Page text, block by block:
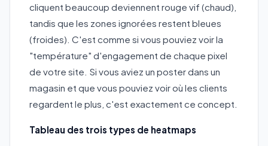
cliquent beaucoup deviennent rouge vif (chaud),
tandis que les zones ignorées restent bleues
(froides). C'est comme si vous pouviez voir la
"température" d'engagement de chaque pixel
de votre site. Si vous aviez un poster dans un
magasin et que vous pouviez voir où les clients
regardent le plus, c'est exactement ce concept.
Tableau des trois types de heatmaps